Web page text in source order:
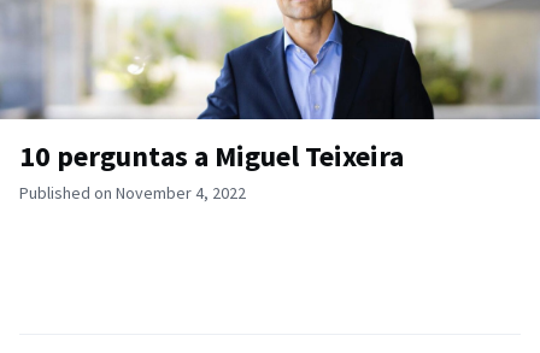
10 perguntas a Miguel Teixeira
Published on November 4, 2022